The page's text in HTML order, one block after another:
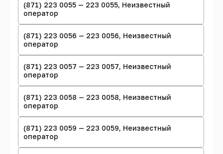
(871) 223 0055 — 223 0055, Неизвестный
оператор
(871) 223 0056 — 223 0056, Неизвестный
оператор
(871) 223 0057 — 223 0057, Неизвестный
оператор
(871) 223 0058 — 223 0058, Неизвестный
оператор
(871) 223 0059 — 223 0059, Неизвестный
оператор